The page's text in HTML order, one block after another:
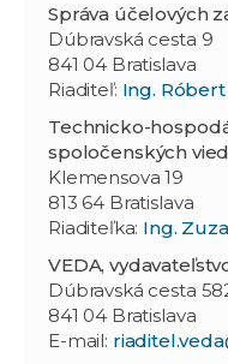
Správa účelových
Dúbravská cesta 9
841 04 Bratislava
Riaditeľ: Ing.
Technicko-
spoločenských
Klemensova 19
813 64 Bratislava
Riaditeľka: Ing.
VEDA,
Dúbravská cesta
841 04 Bratislava
E-mail: